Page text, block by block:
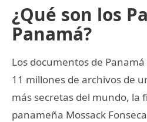
¿Qué son los
Panamá?
Los documentos de
11 millones de archivos de
más secretas del mundo, la
panameña Mossack